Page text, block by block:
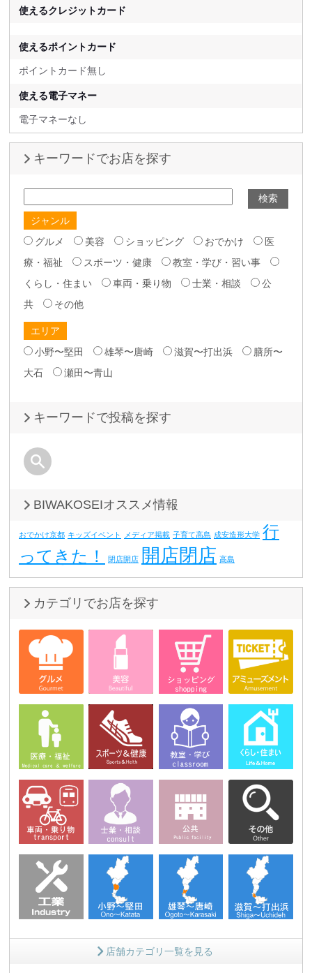
使えるクレジットカード
使えるポイントカード
ポイントカード無し
使える電子マネー
電子マネーなし
キーワードでお店を探す
ジャンル
グルメ
美容 ショッピング おでかけ
医
療・福祉
スポーツ・健康
教室・学び・習い事
くらし・住まい
車両・乗り物 士業・相談
公
共
その他
エリア
小野〜堅田
雄琴〜唐崎 滋賀〜打出浜
膳所〜
大石
瀬田〜青山
キーワードで投稿を探す
BIWAKOSEIオススメ情報
おでかけ京都 キッズイベント メディア掲載 子育て高島 成安造形大学 行
ってきた！
閉店開店 開店閉店 高島
カテゴリでお店を探す
店舗カテゴリ一覧を見る